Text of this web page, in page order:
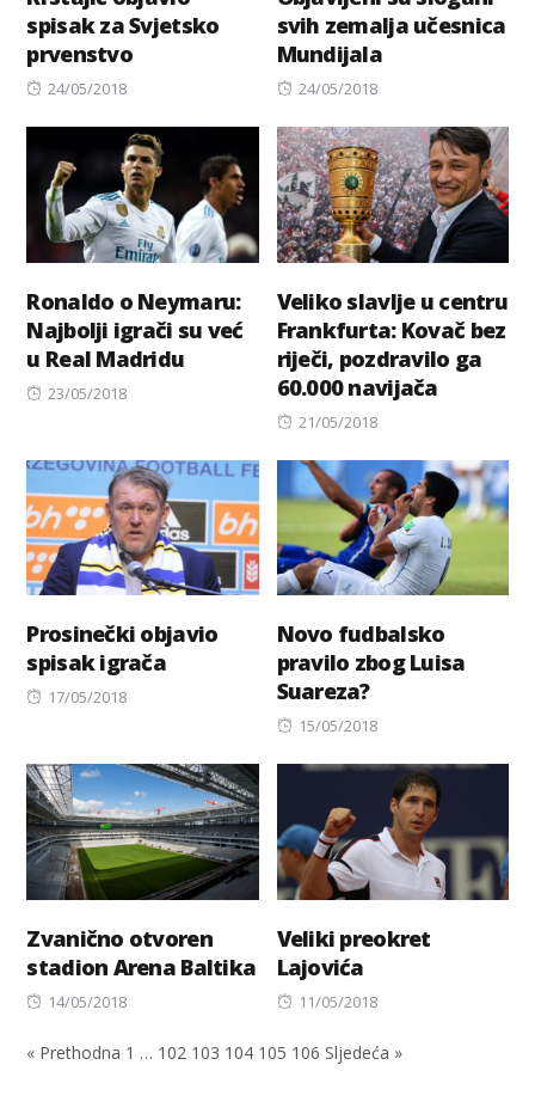
spisak za Svjetsko
prvenstvo
Posted
24/05/2018
svih zemalja učesnica
Mundijala
Posted
24/05/2018
Ronaldo o Neymaru:
Najbolji igrači su već
u Real Madridu
Posted
23/05/2018
Veliko slavlje u centru
Frankfurta: Kovač bez
riječi, pozdravilo ga
60.000 navijača
Posted
21/05/2018
Prosinečki objavio
spisak igrača
Posted
17/05/2018
Novo fudbalsko
pravilo zbog Luisa
Suareza?
Posted
15/05/2018
Zvanično otvoren
stadion Arena Baltika
Posted
14/05/2018
Veliki preokret
Lajovića
Posted
11/05/2018
« Prethodna 1 … 102 103 104 105 106 Sljedeća »